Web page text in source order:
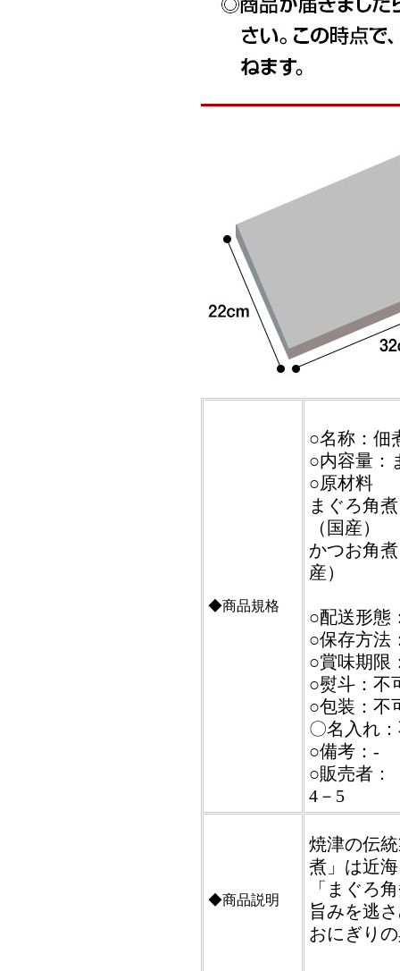
◆商品規格
○名称：佃
○内容量：
○原材料
まぐろ角
（国産）
かつお角
産）
○配送形態
○保存方法
○賞味期限
○熨斗：不
○包装：不
〇名入れ
○備考：-
○販売者：
4－5
◆商品説明
焼津の伝
煮」は近
「まぐろ
旨みを逃
おにぎり